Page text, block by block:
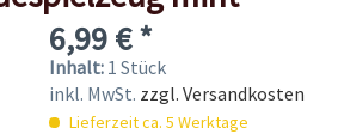
6,99 € *
Inhalt: 1 Stück
inkl. MwSt. zzgl. Versandkosten
Lieferzeit ca. 5 Werktage